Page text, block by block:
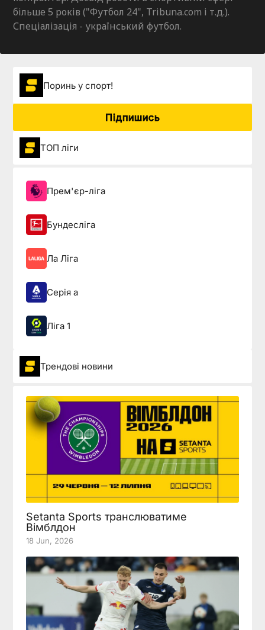
більше 5 років ("Футбол 24", Tribuna.com і т.д.).
Спеціалізація - український футбол.
Поринь у спорт!
Підпишись
ТОП ліги
Прем'єр-ліга
Бундесліга
Ла Ліга
Серія а
Ліга 1
Трендові новини
Setanta Sports транслюватиме
Вімблдон
18 Jun, 2026